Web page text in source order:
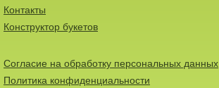
Контакты
Конструктор букетов
Согласие на обработку персональных данных
Политика конфиденциальности